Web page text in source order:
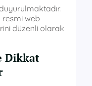
resmi web
düzenli olarak
Dikkat